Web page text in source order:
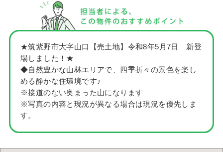
★筑紫野市大字山口【売土地】令和8年5月7日 新登
場しました！★
◆自然豊かな山林エリアで、四季折々の景色を楽し
める静かな住環境です♪
※接道のない奥まった山になります
※写真の内容と現況が異なる場合は現況を優先しま
す。